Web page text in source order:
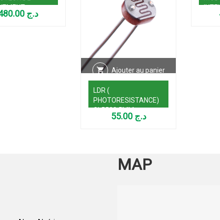
د.ج 480.00
Ajouter au panier
LDR (
PHOTORESISTANCE)
GL5528 5MM
د.ج 55.00
MAP